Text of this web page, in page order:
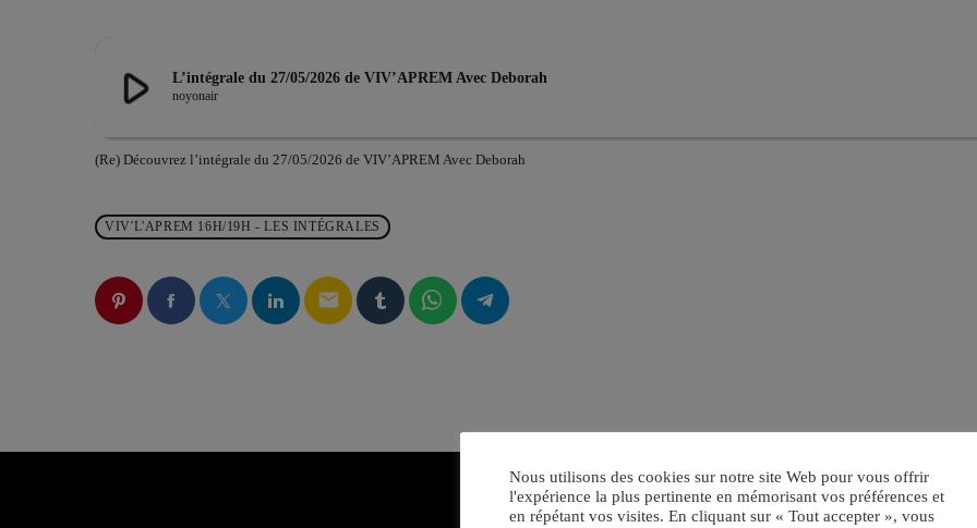
play_arrow L’intégrale du 27/05/2026 de VIV’APREM Avec Deborah
noyonair
(Re) Découvrez l’intégrale du 27/05/2026 de VIV’APREM Avec Deborah
VIV'L'APREM 16H/19H - LES INTÉGRALES
email
Nous utilisons des cookies sur notre site Web pour vous offrir
l'expérience la plus pertinente en mémorisant vos préférences et
en répétant vos visites. En cliquant sur « Tout accepter », vous